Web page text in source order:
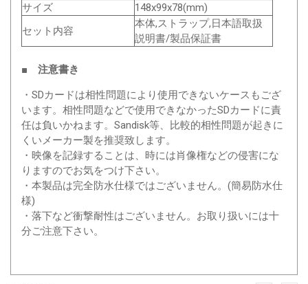
サイズ
148x99x78(mm)
セット内容
本体,ストラップ,日本語取扱
説明書/製品保証書
■ 注意書き
・SDカードは相性問題により使用できないケースもござ
います。相性問題などで使用できなかったSDカードに責
任は負いかねます。Sandisk等、比較的相性問題が起きに
くいメーカー製を推奨致します。
・映像を記録することは、時には肖像権などの侵害にな
りますのでお気をつけ下さい。
・本製品は完全防水仕様ではございません。(簡易防水仕
様)
・落下など衝撃耐性はございません。お取り扱いには十
分ご注意下さい。